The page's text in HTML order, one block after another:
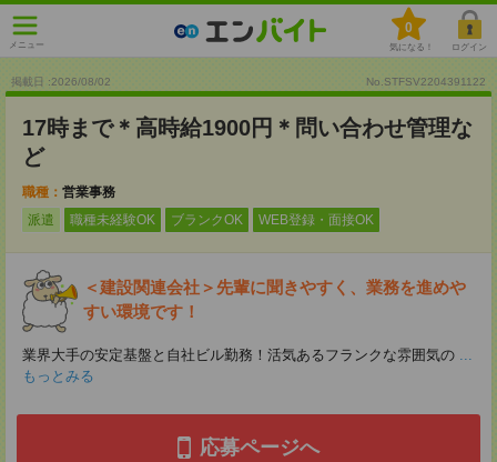
メニュー
0
気になる！ ログイン
掲載日 :2026/08/02 No.STFSV2204391122
17時まで＊高時給1900円＊問い合わせ管理な
ど
職種： 営業事務
派遣
職種未経験OK ブランクOK WEB登録・面接OK
＜建設関連会社＞先輩に聞きやすく、業務を進めや
すい環境です！
業界大手の安定基盤と自社ビル勤務！活気あるフランクな雰囲気の ...
もっとみる
応募ページへ